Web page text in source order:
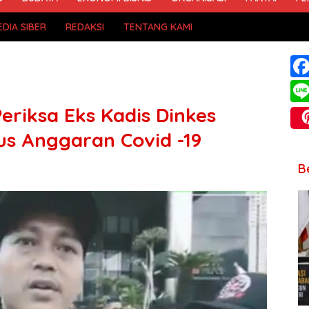
SIBER REDAKSI TENTANG KAMI
Eks Kadis Dinkes
Anggaran Covid -19